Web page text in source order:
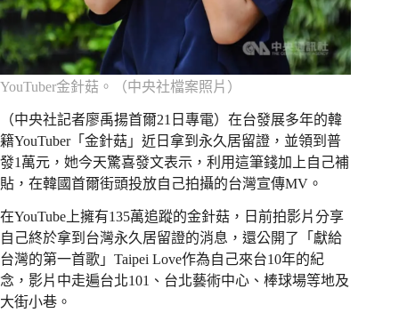
YouTuber金針菇。（中央社檔案照片）
（中央社記者廖禹揚首爾21日專電）在台發展多年的韓
籍YouTuber「金針菇」近日拿到永久居留證，並領到普
發1萬元，她今天驚喜發文表示，利用這筆錢加上自己補
貼，在韓國首爾街頭投放自己拍攝的台灣宣傳MV。
在YouTube上擁有135萬追蹤的金針菇，日前拍影片分享
自己終於拿到台灣永久居留證的消息，還公開了「獻給
台灣的第一首歌」Taipei Love作為自己來台10年的紀
念，影片中走遍台北101、台北藝術中心、棒球場等地及
大街小巷。